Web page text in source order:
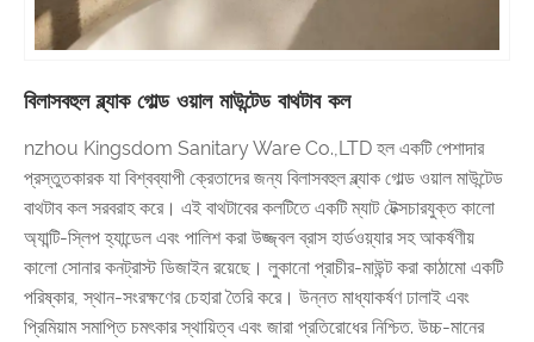
বিলাসবহুল ব্ল্যাক গোল্ড ওয়াল মাউন্টেড বাথটাব কল
nzhou Kingsdom Sanitary Ware Co.,LTD হল একটি পেশাদার
প্রস্তুতকারক যা বিশ্বব্যাপী ক্রেতাদের জন্য বিলাসবহুল ব্ল্যাক গোল্ড ওয়াল মাউন্টেড
বাথটাব কল সরবরাহ করে। এই বাথটাবের কলটিতে একটি ম্যাট টেক্সচারযুক্ত কালো
অ্যান্টি-স্লিপ হ্যান্ডেল এবং পালিশ করা উজ্জ্বল ব্রাস হার্ডওয়্যার সহ আকর্ষণীয়
কালো সোনার কনট্রাস্ট ডিজাইন রয়েছে। লুকানো প্রাচীর-মাউন্ট করা কাঠামো একটি
পরিষ্কার, স্থান-সংরক্ষণের চেহারা তৈরি করে। উন্নত মাধ্যাকর্ষণ ঢালাই এবং
প্রিমিয়াম সমাপ্তি চমৎকার স্থায়িত্ব এবং জারা প্রতিরোধের নিশ্চিত. উচ্চ-মানের